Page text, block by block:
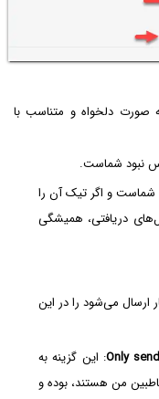
صورت دلخواه و متناسب با
نبود شماست.
شماست و اگر تیک آن را
دریافتی، همیشگی
ارسال می‌شود را در این
Only: این گزینه به
من هستند، بوده و